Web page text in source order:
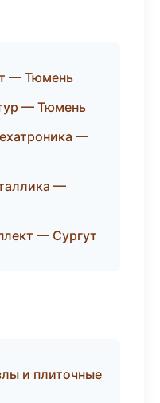
— Тюмень
— Тюмень
—
—
— Сургут
и плиточные